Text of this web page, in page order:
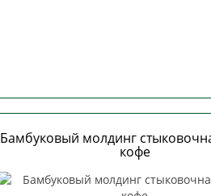
Бамбуковый молдинг
кофе